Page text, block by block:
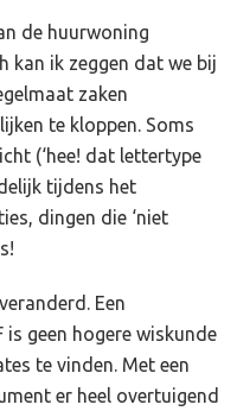
de huurwoning
kan ik zeggen dat we bij
zaken
te kloppen. Soms
(‘hee! dat lettertype
tijdens het
dingen die ‘niet
Een
is geen hogere wiskunde
te vinden. Met een
er heel overtuigend